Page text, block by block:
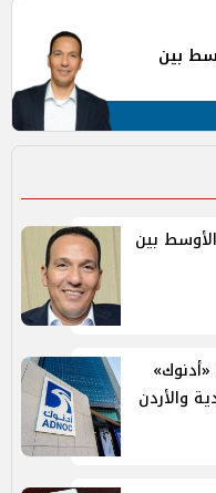
بين
بين
والأردن